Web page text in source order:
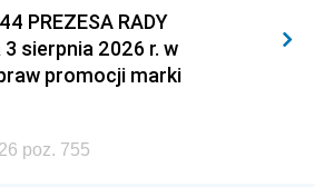
2010 2009
2007 2006
PREZESA RADY
3 sierpnia 2026 r. w
promocji marki
poz. 755